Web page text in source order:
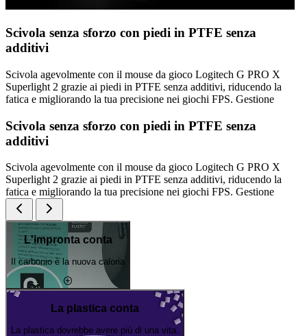
Scivola senza sforzo con piedi in PTFE senza
additivi
Scivola agevolmente con il mouse da gioco Logitech G PRO X
Superlight 2 grazie ai piedi in PTFE senza additivi, riducendo la
fatica e migliorando la tua precisione nei giochi FPS. Gestione
Scivola senza sforzo con piedi in PTFE senza
additivi
Scivola agevolmente con il mouse da gioco Logitech G PRO X
Superlight 2 grazie ai piedi in PTFE senza additivi, riducendo la
fatica e migliorando la tua precisione nei giochi FPS. Gestione
L'impronta conta
Il carbonio è la nuova caloria
La plastica conta
La plastica dovrebbe avere più di una vita.